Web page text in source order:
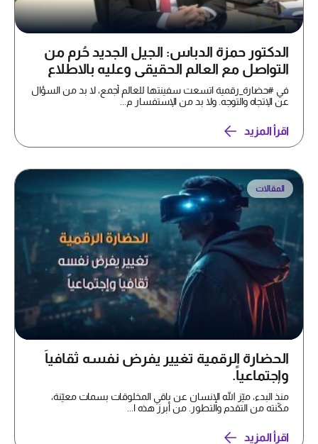
الدكتور حمزة الدباس: الجيل الجديد حُرم من
التواصل مع العالم الحقيقي وعليه بالاطلاع
والتفكير بحلول تكنولوجية حديثة
في #حضارة_رقمية اتسعت سفينتها للعالم أجمع، لا بد من السؤال
عن الإتجاه والتوجه. ولا بد من الإستفسار م...
اقرأ المزيد
المقالات
الحضارة الرقمية تغيير يفرض نفسه ثقافياً
وإجتماعياً.
منذ البدء، ميّز الله الإنسان عن باقي المخلوقات بسمات معيّنة،
مكّنته من التقدم والتطور. من أبرز هذه ا...
اقرأ المزيد